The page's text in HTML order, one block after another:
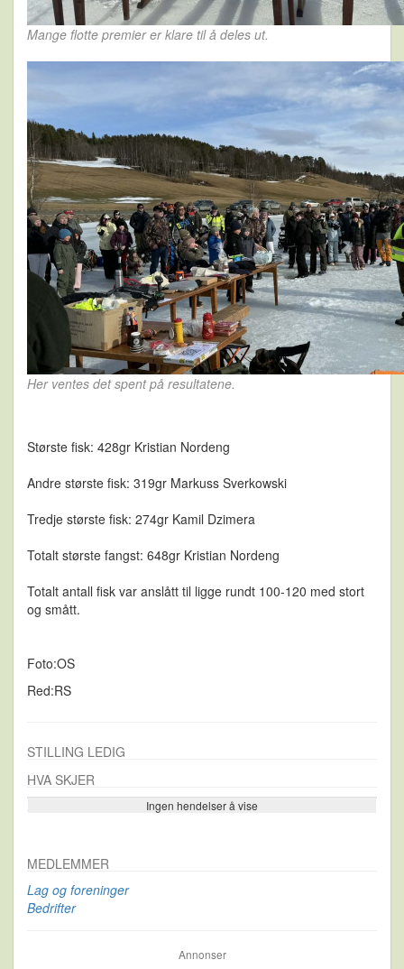
Mange flotte premier er klare til å deles ut.
Her ventes det spent på resultatene.
Største fisk: 428gr Kristian Nordeng
Andre største fisk: 319gr Markuss Sverkowski
Tredje største fisk: 274gr Kamil Dzimera
Totalt største fangst: 648gr Kristian Nordeng
Totalt antall fisk var anslått til ligge rundt 100-120 med stort
og smått.
Foto:OS
Red:RS
STILLING LEDIG
HVA SKJER
Ingen hendelser å vise
Se flere…
MEDLEMMER
Lag og foreninger
Bedrifter
Annonser